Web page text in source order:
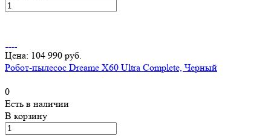
Цена: 104 990 руб.
Робот-пылесос Dreame X60 Ultra Complete, Черный
0
Есть в наличии
В корзину